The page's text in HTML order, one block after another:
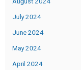
July 2024
June 2024
May 2024
April 2024